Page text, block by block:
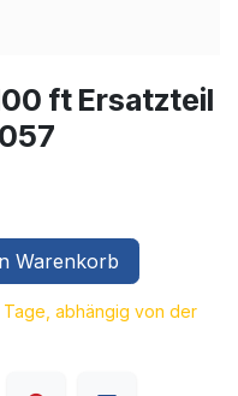
ft Ersatzteil
Warenkorb
abhängig von der